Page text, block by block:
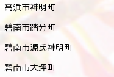
高浜市神明町
碧南市踏分町
碧南市源氏神明町
碧南市大坪町